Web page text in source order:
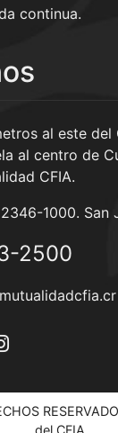
continua.
al este del
al centro de
CFIA.
1000. San
2500
del CFIA